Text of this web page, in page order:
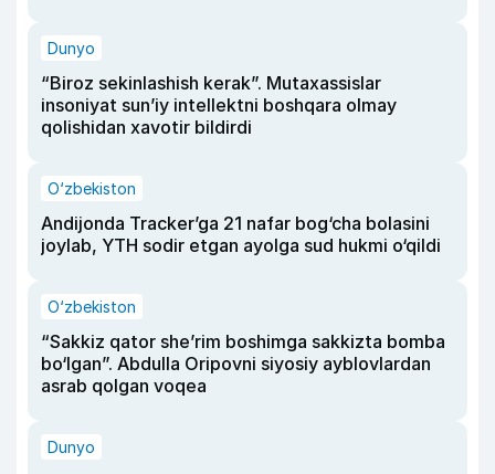
Dunyo
“Biroz sekinlashish kerak”. Mutaxassislar
insoniyat sun’iy intellektni boshqara olmay
qolishidan xavotir bildirdi
O‘zbekiston
Andijonda Tracker’ga 21 nafar bog‘cha bolasini
joylab, YTH sodir etgan ayolga sud hukmi o‘qildi
O‘zbekiston
“Sakkiz qator she’rim boshimga sakkizta bomba
bo‘lgan”. Abdulla Oripovni siyosiy ayblovlardan
asrab qolgan voqea
Dunyo